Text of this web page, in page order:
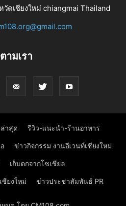
วัดเชียงใหม่ chiangmai Thailand
ตามเรา
าสุด รีวิว-แนะนำ-ร้านอาหาร
ข่าวกิจกรรม งานอีเวนท์เชียงใหม่
เก็บตกจากโซเชียล
ชียงใหม่ ข่าวประชาสัมพันธ์ PR